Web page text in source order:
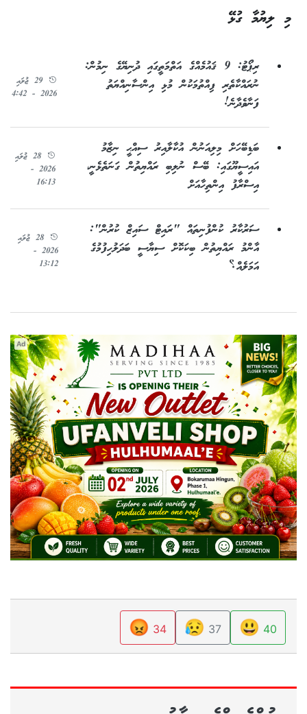
މި ލިޔުމާ ގުޅޭ
ރިޕޯޓު: 9 ޤައުމެއްގެ އަތްމަތީގައި ދުނިޔޭގެ ނިމުން:
ނުރައްކާތެރި ފިއްތުމަކުން މުޅި އިންސާނިއްޔަތު
ފަނާވެދާނެ!
29 ޖުލައި
2026 - 4:42
ބަޑިބޭހަށް މިލިއަނުން އުކާލާއިރު ސިއްޙީ ނިޒާމު
އައިސީޔޫގައި: ބޭސް ނުލިބި ރައްޔިތުން ގަނަތެޅެނީ،
އިސްރާފު އިންތިހާއަށް
28 ޖުލައި
2026 -
16:13
ސަރުކާރު ކުންފުނިތައް "ރައިޓް ސައިޒް ކުރުން":
އާންމު ރައްޔިތުން ބިކަކޮށް ސިޔާސީ ބަދަލުހިފުމުގެ
އަމަލެއް؟
28 ޖުލައި
2026 -
13:12
Ad
40
😃
37
😥
34
😡